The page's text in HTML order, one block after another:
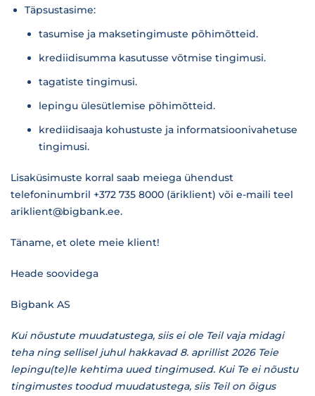
Täpsustasime:
tasumise ja maksetingimuste põhimõtteid.
krediidisumma kasutusse võtmise tingimusi.
tagatiste tingimusi.
lepingu ülesütlemise põhimõtteid.
krediidisaaja kohustuste ja informatsioonivahetuse
tingimusi.
Lisaküsimuste korral saab meiega ühendust
telefoninumbril +372 735 8000 (äriklient) või e-maili teel
ariklient@bigbank.ee.
Täname, et olete meie klient!
Heade soovidega
Bigbank AS
Kui nõustute muudatustega, siis ei ole Teil vaja midagi
teha ning sellisel juhul hakkavad 8. aprillist 2026 Teie
lepingu(te)le kehtima uued tingimused. Kui Te ei nõustu
tingimustes toodud muudatustega, siis Teil on õigus